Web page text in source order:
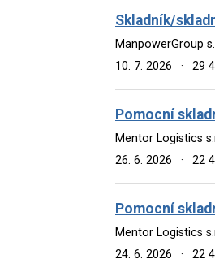
Skladník/
ManpowerGroup
10. 7. 2026
· 29
Pomocní
Mentor Logistics
26. 6. 2026
· 22
Pomocní
Mentor Logistics
24. 6. 2026
· 22